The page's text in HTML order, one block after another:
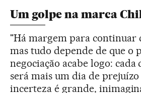
Um golpe na marca
"Há margem para continuar
mas tudo depende de que o
negociação acabe logo: cada
será mais um dia de
incerteza é grande,